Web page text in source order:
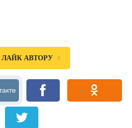
ЛАЙК АВТОРУ 4